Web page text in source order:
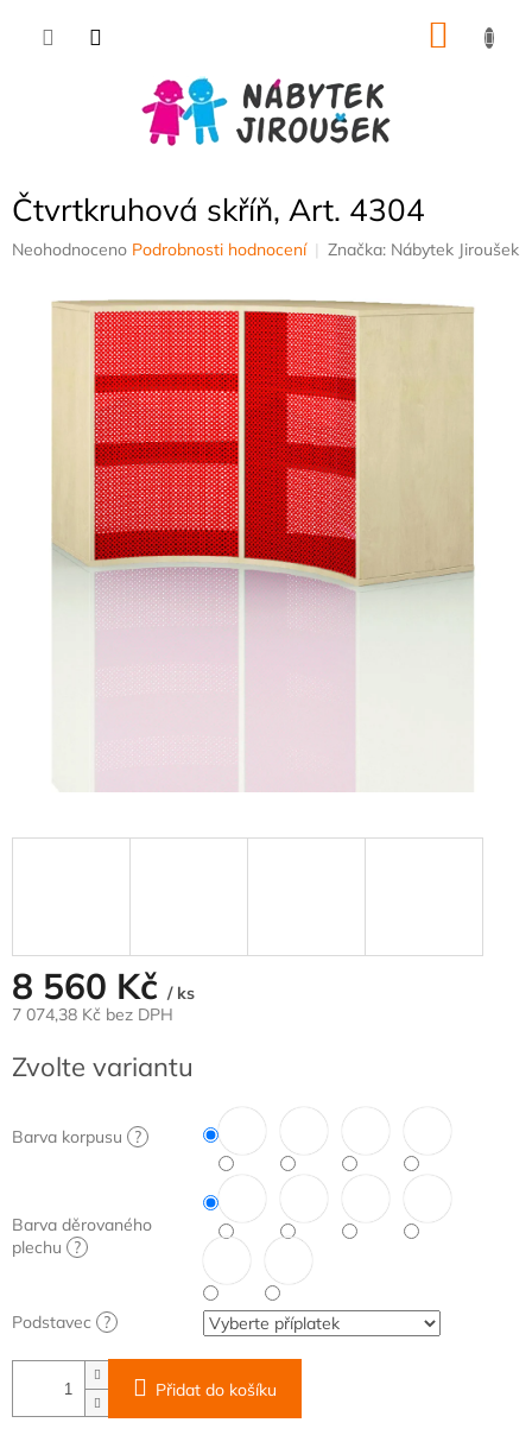
Čtvrtkruhová skříň, Art. 4304
Průměrné
Neohodnoceno Podrobnosti hodnocení Značka: Nábytek Jiroušek
8 560 Kč / ks
7 074,38 Kč bez DPH
cena:
Zvolte variantu
Barva korpusu ?
Barva děrovaného
plechu
?
Podstavec ?
Přidat do košíku